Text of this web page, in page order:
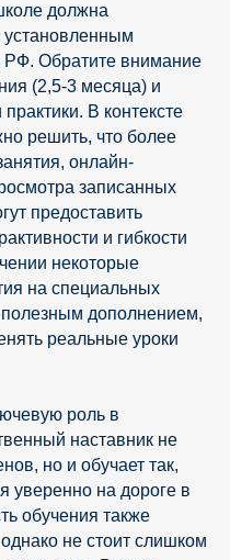
должна
установленным
РФ. Обратите внимание
(2,5-3 месяца) и
В контексте
решить, что более
онлайн-
записанных
предоставить
и гибкости
некоторые
на специальных
дополнением,
реальные уроки
роль в
наставник не
но и обучает так,
уверенно на дороге в
обучения также
не стоит слишком